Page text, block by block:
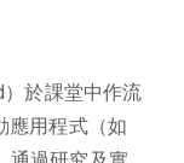
於課堂中作流
應用程式（如